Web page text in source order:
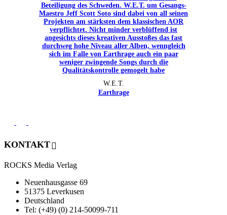
W.E.T.
Earthrage
KONTAKT
ROCKS Media Verlag
Neuenhausgasse 69
51375 Leverkusen
Deutschland
Tel: (+49) (0) 214-50099-711